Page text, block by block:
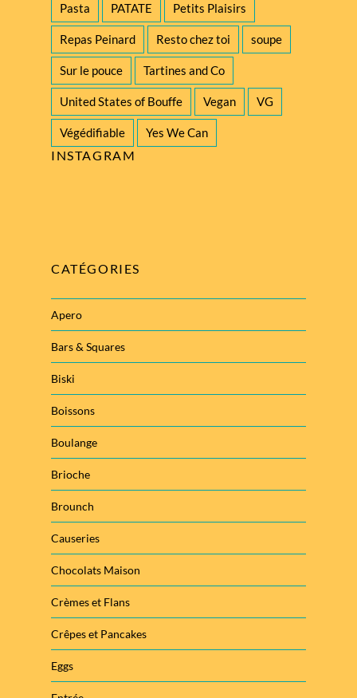
Pasta PATATE Petits Plaisirs
Repas Peinard Resto chez toi soupe
Sur le pouce Tartines and Co
United States of Bouffe Vegan VG
Végédifiable Yes We Can
INSTAGRAM
CATÉGORIES
Apero
Bars & Squares
Biski
Boissons
Boulange
Brioche
Brounch
Causeries
Chocolats Maison
Crèmes et Flans
Crêpes et Pancakes
Eggs